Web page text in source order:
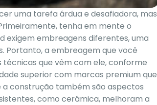
uma tarefa árdua e desafiadora, mas
tenha em mente o
exigem embreagens diferentes, uma
Portanto, a embreagem que você
que vêm com ele, conforme
superior com marcas premium que
a construção também são aspectos
como cerâmica, melhoram a